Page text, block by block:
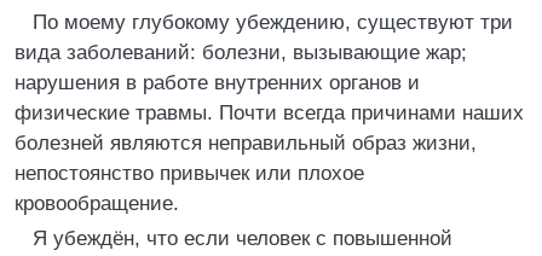
По моему глубокому убеждению, существуют три
вида заболеваний: болезни, вызывающие жар;
нарушения в работе внутренних органов и
физические травмы. Почти всегда причинами наших
болезней являются неправильный образ жизни,
непостоянство привычек или плохое
кровообращение.
Я убеждён, что если человек с повышенной